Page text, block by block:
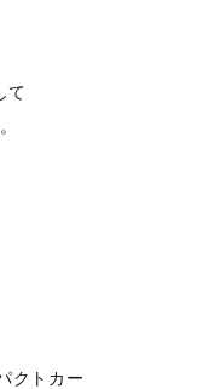
て
クトカー